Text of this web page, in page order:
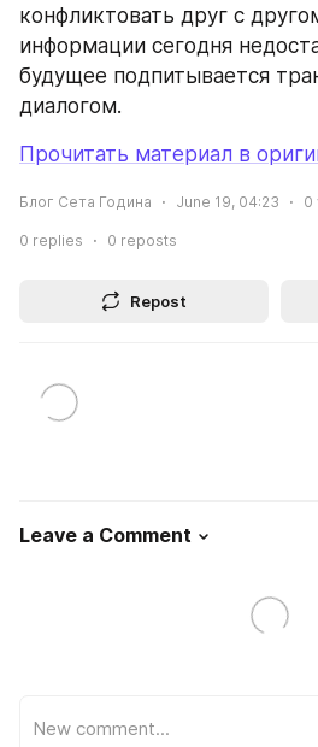
конфликтовать друг с
информации сегодня
будущее подпитывается
диалогом.
Прочитать материал в
Блог Сета Година June 19, 04:23 0
0 replies 0 reposts
Repost
Leave a Comment